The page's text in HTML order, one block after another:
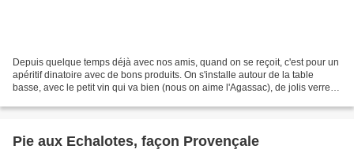
Depuis quelque temps déjà avec nos amis, quand on se reçoit, c'est pour un
apéritif dinatoire avec de bons produits. On s'installe autour de la table
basse, avec le petit vin qui va bien (nous on aime l'Agassac), de jolis verres
Pie aux Echalotes, façon Provençale